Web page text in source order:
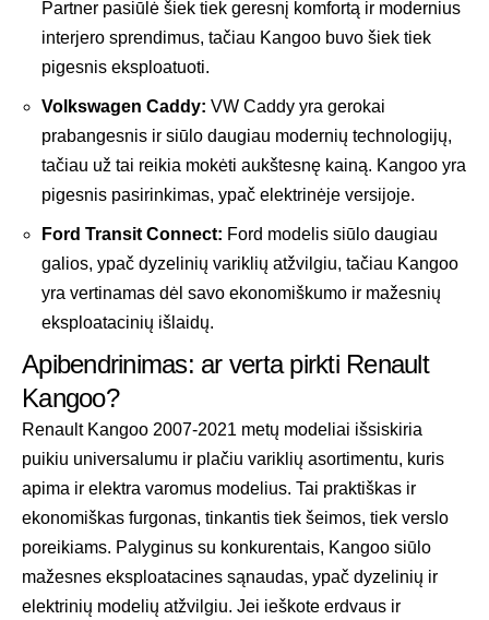
Partner pasiūlė šiek tiek geresnį komfortą ir modernius
interjero sprendimus, tačiau Kangoo buvo šiek tiek
pigesnis eksploatuoti.
Volkswagen Caddy: VW Caddy yra gerokai
prabangesnis ir siūlo daugiau modernių technologijų,
tačiau už tai reikia mokėti aukštesnę kainą. Kangoo yra
pigesnis pasirinkimas, ypač elektrinėje versijoje.
Ford Transit Connect: Ford modelis siūlo daugiau
galios, ypač dyzelinių variklių atžvilgiu, tačiau Kangoo
yra vertinamas dėl savo ekonomiškumo ir mažesnių
eksploatacinių išlaidų.
Apibendrinimas: ar verta pirkti Renault
Kangoo?
Renault Kangoo 2007-2021 metų modeliai išsiskiria
puikiu universalumu ir plačiu variklių asortimentu, kuris
apima ir elektra varomus modelius. Tai praktiškas ir
ekonomiškas furgonas, tinkantis tiek šeimos, tiek verslo
poreikiams. Palyginus su konkurentais, Kangoo siūlo
mažesnes eksploatacines sąnaudas, ypač dyzelinių ir
elektrinių modelių atžvilgiu. Jei ieškote erdvaus ir